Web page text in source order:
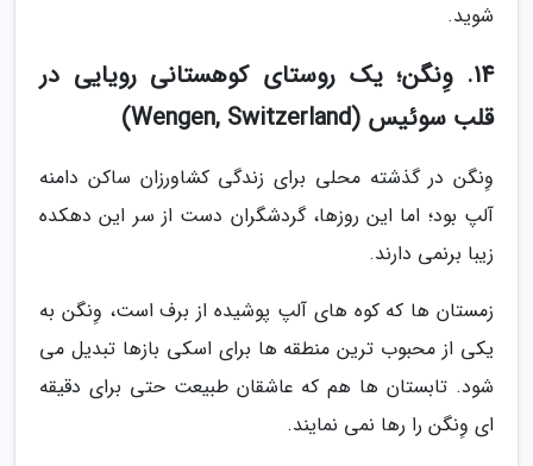
شوید.
14. وِنگن؛ یک روستای کوهستانی رویایی در
قلب سوئیس (Wengen, Switzerland)
وِنگن در گذشته محلی برای زندگی کشاورزان ساکن دامنه
آلپ بود؛ اما این روزها، گردشگران دست از سر این دهکده
زیبا برنمی دارند.
زمستان ها که کوه های آلپ پوشیده از برف است، وِنگن به
یکی از محبوب ترین منطقه ها برای اسکی بازها تبدیل می
شود. تابستان ها هم که عاشقان طبیعت حتی برای دقیقه
ای وِنگن را رها نمی نمایند.